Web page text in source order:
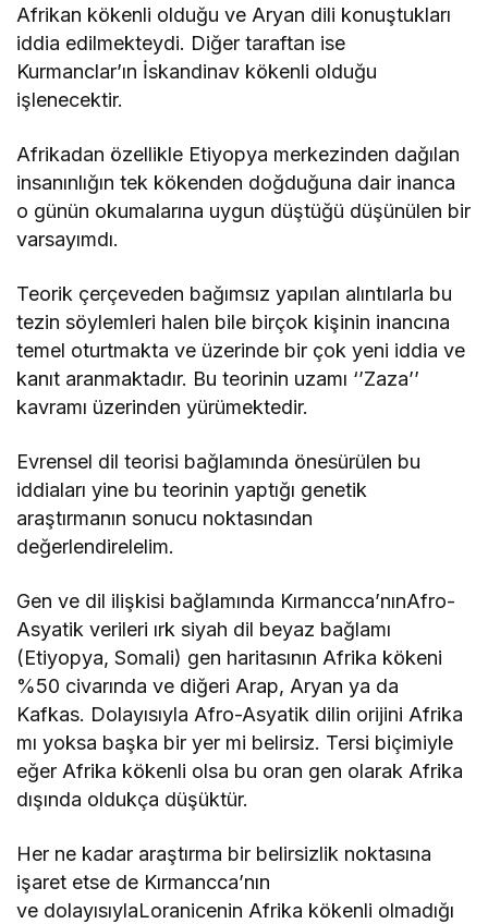
Afrikan kökenli olduğu ve Aryan dili konuştukları
iddia edilmekteydi. Diğer taraftan ise
Kurmanclar’ın İskandinav kökenli olduğu
işlenecektir.
Afrikadan özellikle Etiyopya merkezinden dağılan
insanınlığın tek kökenden doğduğuna dair inanca
o günün okumalarına uygun düştüğü düşünülen bir
varsayımdı.
Teorik çerçeveden bağımsız yapılan alıntılarla bu
tezin söylemleri halen bile birçok kişinin inancına
temel oturtmakta ve üzerinde bir çok yeni iddia ve
kanıt aranmaktadır. Bu teorinin uzamı ‘’Zaza’’
kavramı üzerinden yürümektedir.
Evrensel dil teorisi bağlamında önesürülen bu
iddiaları yine bu teorinin yaptığı genetik
araştırmanın sonucu noktasından
değerlendirelelim.
Gen ve dil ilişkisi bağlamında Kırmancca’nınAfro-
Asyatik verileri ırk siyah dil beyaz bağlamı
(Etiyopya, Somali) gen haritasının Afrika kökeni
%50 civarında ve diğeri Arap, Aryan ya da
Kafkas. Dolayısıyla Afro-Asyatik dilin orijini Afrika
mı yoksa başka bir yer mi belirsiz. Tersi biçimiyle
eğer Afrika kökenli olsa bu oran gen olarak Afrika
dışında oldukça düşüktür.
Her ne kadar araştırma bir belirsizlik noktasına
işaret etse de Kırmancca’nın
ve dolayısıylaLoranicenin Afrika kökenli olmadığı